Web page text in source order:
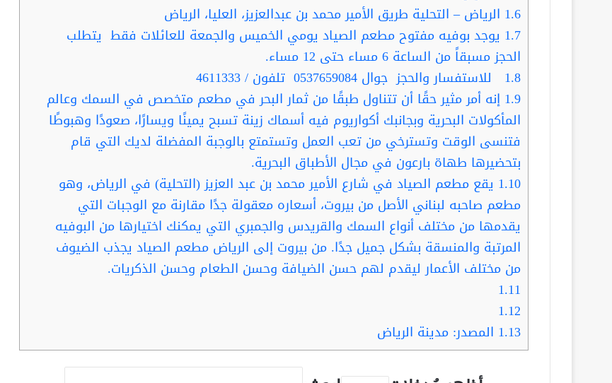
1.6 الرياض – التحلية طريق الأمير محمد بن عبدالعزيز، العليا، الرياض
1.7 يوجد بوفيه مفتوح مطعم الصياد يومي الخميس والجمعة للعائلات فقط يتطلب
الحجز مسبقاً من الساعة 6 مساء حتى 12 مساء.
1.8 للاستفسار والحجز جوال 0537659084 تلفون / 4611333
1.9 إنه أمر مثير حقًا أن تتناول طبقًا من ثمار البحر في مطعم متخصص في السمك وعالم
المأكولات البحرية وبجانبك أكواريوم فيه أسماك زينة تسبح يمينًا ويسارًا، صعودًا وهبوطًا
فتنسى الوقت وتسترخي من تعب العمل وتستمتع بالوجبة المفضلة لديك التي قام
بتحضيرها طهاة بارعون في مجال الأطباق البحرية.
1.10 يقع مطعم الصياد في شارع الأمير محمد بن عبد العزيز (التحلية) في الرياض، وهو
مطعم صاحبه لبناني الأصل من بيروت، أسعاره معقولة جدًا مقارنة مع الوجبات التي
يقدمها من مختلف أنواع السمك والقريدس والجمبري التي يمكنك اختيارها من البوفيه
المرتبة والمنسقة بشكل جميل جدًا. من بيروت إلى الرياض مطعم الصياد يجذب الضيوف
من مختلف الأعمار ليقدم لهم حسن الضيافة وحسن الطعام وحسن الذكريات.
1.11
1.12
1.13 المصدر: مدينة الرياض